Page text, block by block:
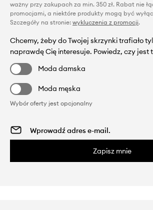
ważny przy zakupach za min. 350 zł. Rabat nie
promocjami, a niektóre produkty mogą być
Szczegóły na stronie: wykluczenia z promocji.
Chcemy, żeby do Twojej skrzynki trafiało
naprawdę Cię interesuje. Powiedz, czy jest
Moda damska
Moda męska
Wybór oferty jest opcjonalny
Zapisz mnie